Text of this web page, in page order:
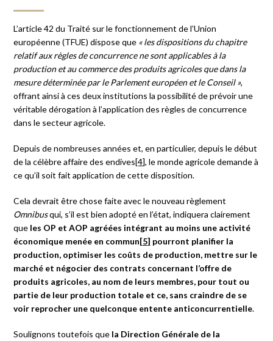
L’article 42 du Traité sur le fonctionnement de l’Union
européenne (TFUE) dispose que « les dispositions du chapitre
relatif aux règles de concurrence ne sont applicables à la
production et au commerce des produits agricoles que dans la
mesure déterminée par le Parlement européen et le Conseil »,
offrant ainsi à ces deux institutions la possibilité de prévoir une
véritable dérogation à l’application des règles de concurrence
dans le secteur agricole.
Depuis de nombreuses années et, en particulier, depuis le début
de la célèbre affaire des endives[4], le monde agricole demande à
ce qu’il soit fait application de cette disposition.
Cela devrait être chose faite avec le nouveau règlement
Omnibusqui, s’il est bien adopté en l’état, indiquera clairement
que les OP et AOP agréées intégrant au moins une activité
économique menée en commun[5] pourront planifier la
production, optimiser les coûts de production, mettre sur le
marché et négocier des contrats concernant l’offre de
produits agricoles, au nom de leurs membres, pour tout ou
partie de leur production totale et ce, sans craindre de se
voir reprocher une quelconque entente anticoncurrentielle.
Soulignons toutefois que la Direction Générale de la